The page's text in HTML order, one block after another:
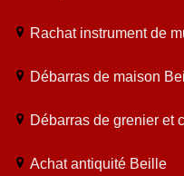
Rachat instrument de
Débarras de maison
Débarras de grenier et
Achat antiquité Beille